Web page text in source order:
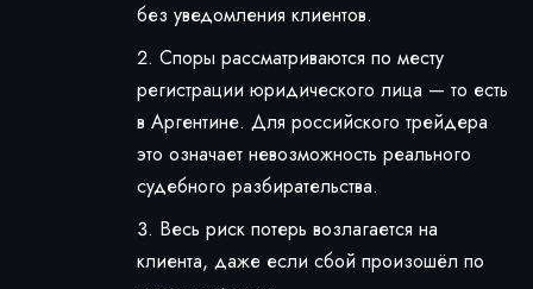
без уведомления клиентов.
Споры рассматриваются по месту
регистрации юридического лица — то есть
в Аргентине. Для российского трейдера
это означает невозможность реального
судебного разбирательства.
Весь риск потерь возлагается на
клиента, даже если сбой произошёл по